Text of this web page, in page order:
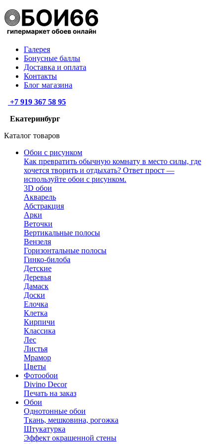
Галерея
Бонусные баллы
Доставка и оплата
Контакты
Блог магазина
+7 919 367 58 95
Екатеринбург
Каталог товаров
Обои с рисунком
Как превратить обычную комнату в место силы, где
хочется творить и отдыхать? Ответ прост —
используйте обои с рисунком.
3D обои
Акварель
Абстракция
Арки
Веточки
Вертикальные полосы
Вензеля
Горизонтальные полосы
Гинко-билоба
Детские
Деревья
Дамаск
Доски
Елочка
Клетка
Кирпичи
Классика
Лес
Листья
Мрамор
Цветы
Фотообои
Divino Decor
Печать на заказ
Обои
Однотонные обои
Ткань, мешковина, рогожка
Штукатурка
Эффект окрашенной стены